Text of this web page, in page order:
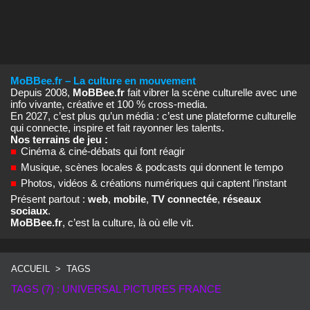
MoBBee.fr – La culture en mouvement
Depuis 2008, MoBBee.fr fait vibrer la scène culturelle avec une
info vivante, créative et 100 % cross‑media.
En 2027, c’est plus qu’un média : c’est une plateforme culturelle
qui connecte, inspire et fait rayonner les talents.
Nos terrains de jeu :
■ Cinéma & ciné‑débats qui font réagir
■ Musique, scènes locales & podcasts qui donnent le tempo
■ Photos, vidéos & créations numériques qui captent l’instant
Présent partout : web, mobile, TV connectée, réseaux
sociaux.
MoBBee.fr, c’est la culture, là où elle vit.
ACCUEIL > TAGS
TAGS (7) : UNIVERSAL PICTURES FRANCE